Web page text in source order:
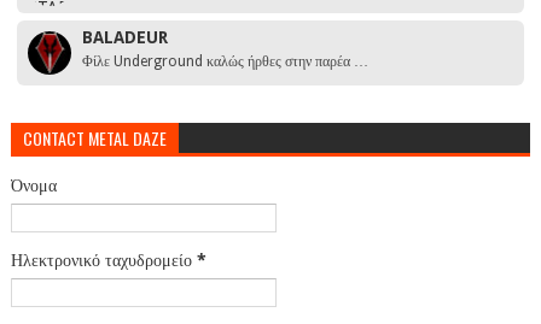
BALADEUR
Φίλε Underground καλώς ήρθες στην παρέα …
CONTACT METAL DAZE
Όνομα
Ηλεκτρονικό ταχυδρομείο *